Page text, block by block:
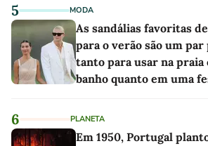
5 MODA
As sandálias favoritas
para o verão são um
tanto para usar na praia
banho quanto em uma
6 PLANETA
Em 1950, Portugal